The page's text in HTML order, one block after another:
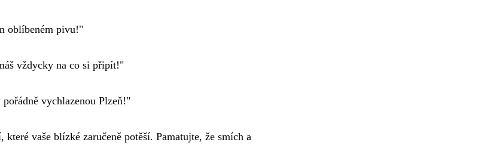
oblíbeném pivu!"
vždycky na co si připít!"
vychlazenou Plzeň!"
vaše blízké zaručeně potěší. Pamatujte, že smích a